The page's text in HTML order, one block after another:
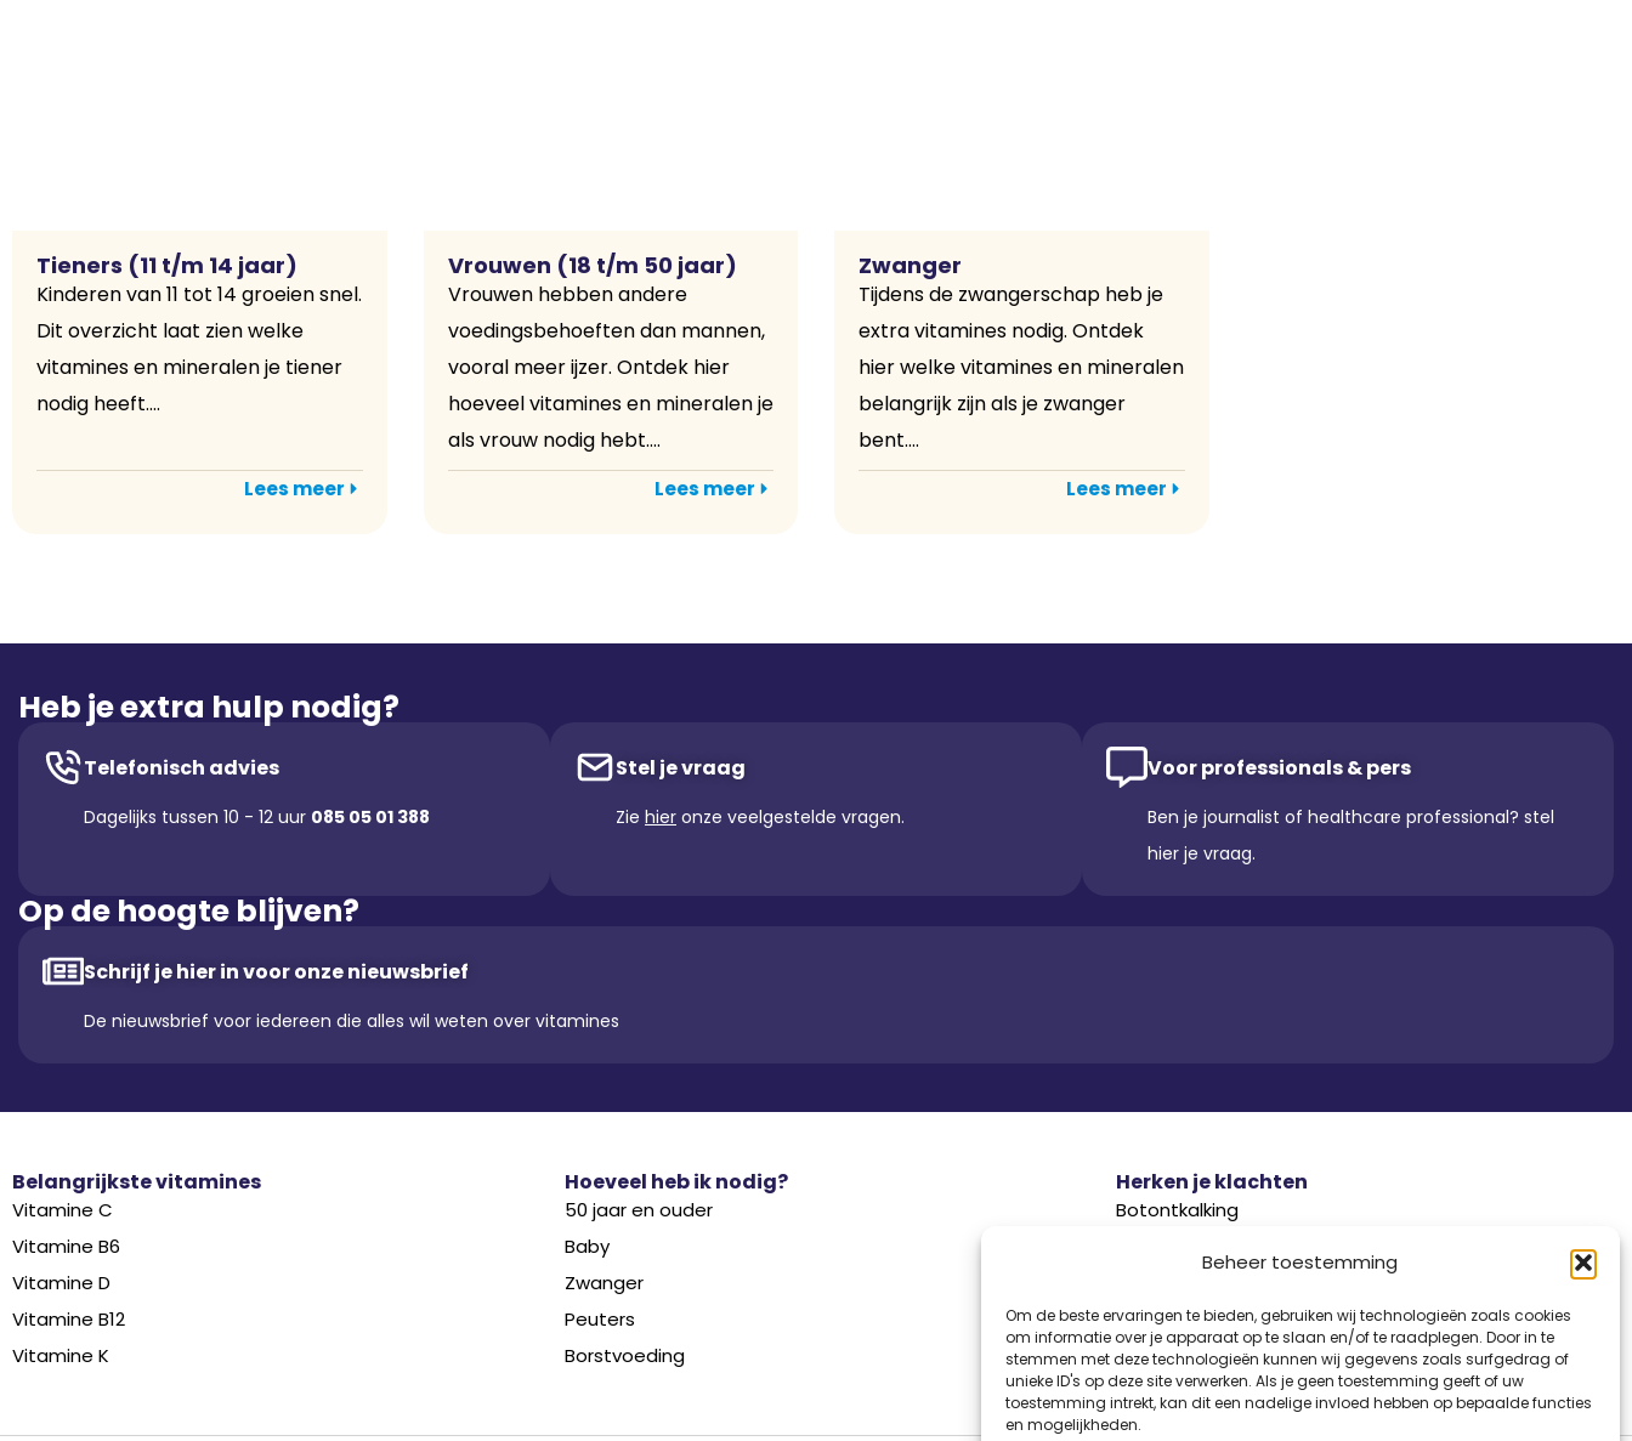
Beheer toestemming
Om de beste ervaringen te bieden, gebruiken wij technologieën zoals cookies
om informatie over je apparaat op te slaan en/of te raadplegen. Door in te
stemmen met deze technologieën kunnen wij gegevens zoals surfgedrag of
unieke ID's op deze site verwerken. Als je geen toestemming geeft of uw
toestemming intrekt, kan dit een nadelige invloed hebben op bepaalde functies
en mogelijkheden.
Tieners (11 t/m 14 jaar)
Kinderen van 11 tot 14 groeien snel.
Dit overzicht laat zien welke
vitamines en mineralen je tiener
nodig heeft....
Lees meer
Vrouwen (18 t/m 50 jaar)
Vrouwen hebben andere
voedingsbehoeften dan mannen,
vooral meer ijzer. Ontdek hier
hoeveel vitamines en mineralen je
als vrouw nodig hebt....
Lees meer
Zwanger
Tijdens de zwangerschap heb je
extra vitamines nodig. Ontdek
hier welke vitamines en mineralen
belangrijk zijn als je zwanger
bent....
Lees meer
Heb je extra hulp nodig?
Telefonisch advies
Dagelijks tussen 10 - 12 uur 085 05 01 388
Stel je vraag
Zie hier onze veelgestelde vragen.
Voor professionals & pers
Ben je journalist of healthcare professional? stel
hier je vraag.
Op de hoogte blijven?
Schrijf je hier in voor onze nieuwsbrief
De nieuwsbrief voor iedereen die alles wil weten over vitamines
Belangrijkste vitamines
Vitamine C
Vitamine B6
Vitamine D
Vitamine B12
Vitamine K
Hoeveel heb ik nodig?
50 jaar en ouder
Baby
Zwanger
Peuters
Borstvoeding
Herken je klachten
Botontkalking
Haaruitval
Overgangsklachten